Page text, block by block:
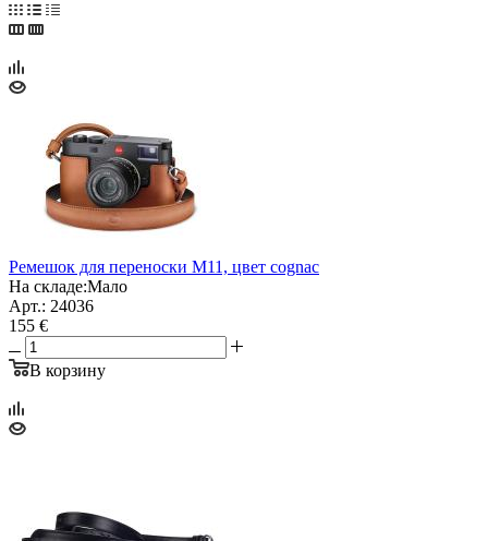
Ремешок для переноски M11, цвет cognac
На складе:Мало
Арт.: 24036
155 €
В корзину